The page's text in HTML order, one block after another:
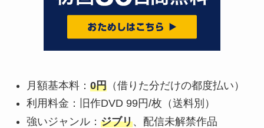
月額基本料： 0円（借りた分だけの都度払い）
利用料金：旧作DVD 99円/枚（送料別）
強いジャンル： ジブリ、配信未解禁作品